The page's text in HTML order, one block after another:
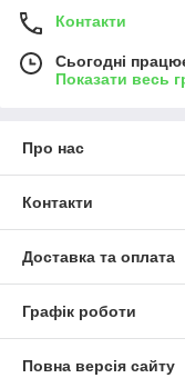
Контакти
Сьогодні
Показати весь
Про нас
Контакти
Доставка та оплата
Графік роботи
Повна версія сайту